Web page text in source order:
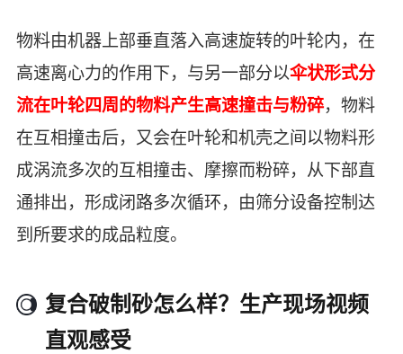
物料由机器上部垂直落入高速旋转的叶轮内，在
高速离心力的作用下，与另一部分以伞状形式分
流在叶轮四周的物料产生高速撞击与粉碎，物料
在互相撞击后，又会在叶轮和机壳之间以物料形
成涡流多次的互相撞击、摩擦而粉碎，从下部直
通排出，形成闭路多次循环，由筛分设备控制达
到所要求的成品粒度。
复合破制砂怎么样？生产现场视频
直观感受